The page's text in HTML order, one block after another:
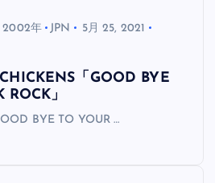
2002年 JPN
5月 25, 2021
「GOOD BYE
」
BYE TO YOUR …